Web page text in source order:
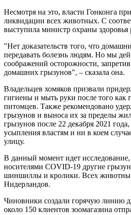
Несмотря на это, власти Гонконга
ликвидации всех животных. С
выступила министр охраны
"Нет доказательств того, что
передавать болезнь людям. Но мы
соображений осторожности,
домашних грызунов", – сказала она.
Владельцев хомяков призвали
гигиены и мыть руки после того как
питомцев. Также рекомендовано
грызунов и выноса их за пределы
грызунов после 22 декабря 2021
усыпления властям и ни в коем
улицу.
В данный момент идет
носителями COVID-19 другие
шиншиллы и кролики. Всех
Нидерландов.
Чиновники создали горячую линию
около 150 клиентов зоомагазина